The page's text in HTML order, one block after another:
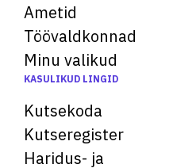
Ametid
Töövaldkonnad
Minu valikud
KASULIKUD LINGID
Kutsekoda
Kutseregister
Haridus- ja